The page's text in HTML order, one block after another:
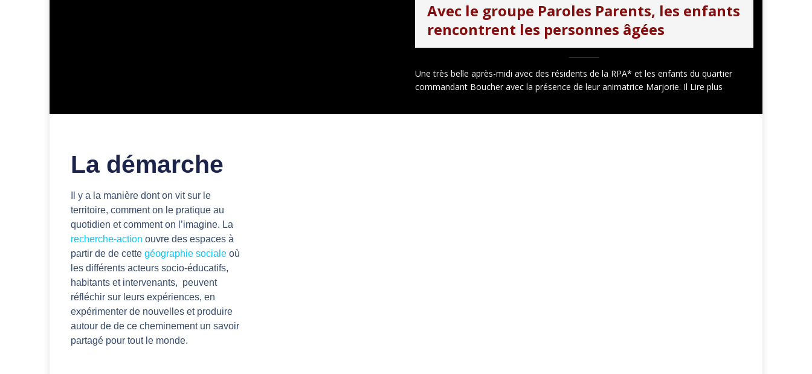
Avec le groupe Paroles Parents, les enfants
rencontrent les personnes âgées
Une très belle après-midi avec des résidents de la RPA* et les enfants du quartier
commandant Boucher avec la présence de leur animatrice Marjorie. Il Lire plus
La démarche
Il y a la manière dont on vit sur le
territoire, comment on le pratique au
quotidien et comment on l’imagine. La
recherche-action ouvre des espaces à
partir de de cettegéographie sociale où
les différents acteurs socio-éducatifs,
habitants et intervenants, peuvent
réfléchir sur leurs expériences, en
expérimenter de nouvelles et produire
autour de de ce cheminement un savoir
partagé pour tout le monde.